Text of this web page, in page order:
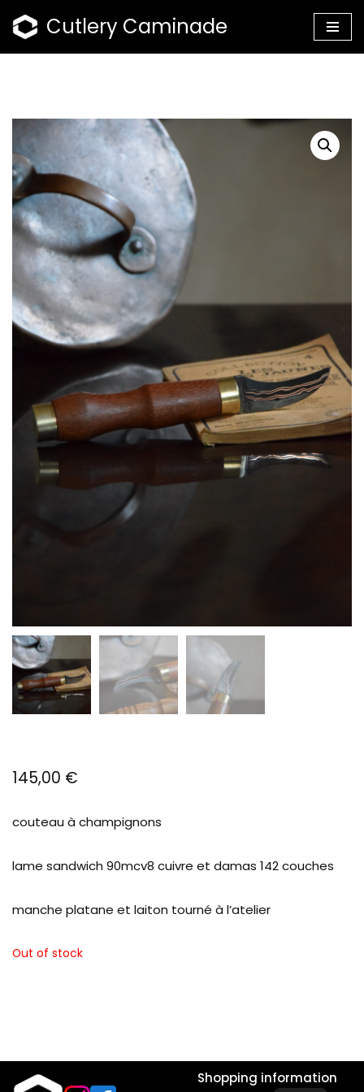
Skip
Cutlery Caminade
145,00 €
couteau à champignons
lame sandwich 90mcv8 cuivre et damas 142 couches
manche platane et laiton tourné à l’atelier
Out of stock
Shopping information